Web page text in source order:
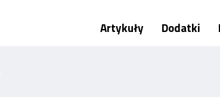
Artykuły Dodatki